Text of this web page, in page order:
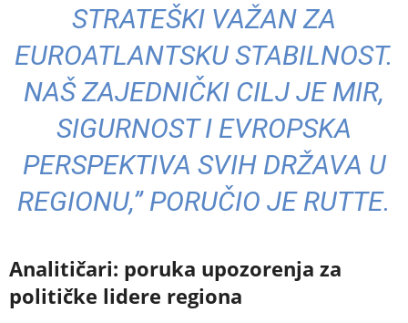
STRATEŠKI VAŽAN ZA
EUROATLANTSKU STABILNOST.
NAŠ ZAJEDNIČKI CILJ JE MIR,
SIGURNOST I EVROPSKA
PERSPEKTIVA SVIH DRŽAVA U
REGIONU,” PORUČIO JE RUTTE.
Analitičari: poruka upozorenja za
političke lidere regiona